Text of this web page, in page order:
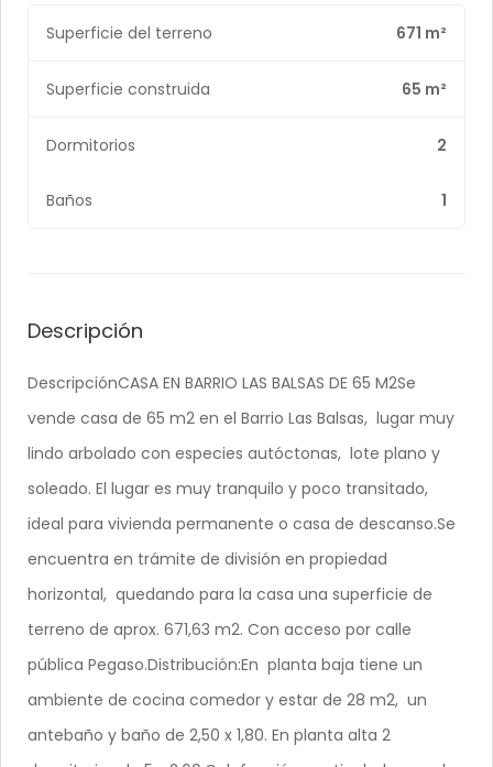
Superficie del terreno 671 m²
Superficie construida 65 m²
Dormitorios 2
Baños 1
Descripción
DescripciónCASA EN BARRIO LAS BALSAS DE 65 M2Se
vende casa de 65 m2 en el Barrio Las Balsas, lugar muy
lindo arbolado con especies autóctonas, lote plano y
soleado. El lugar es muy tranquilo y poco transitado,
ideal para vivienda permanente o casa de descanso.Se
encuentra en trámite de división en propiedad
horizontal, quedando para la casa una superficie de
terreno de aprox. 671,63 m2. Con acceso por calle
pública Pegaso.Distribución:En planta baja tiene un
ambiente de cocina comedor y estar de 28 m2, un
antebaño y baño de 2,50 x 1,80. En planta alta 2